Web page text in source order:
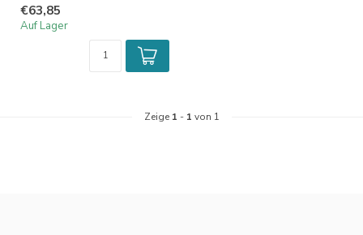
€63,85
Auf Lager
Zeige 1 - 1 von 1